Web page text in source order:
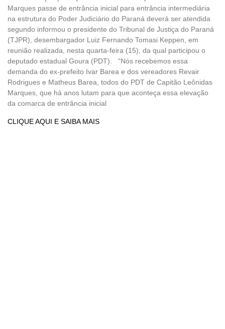
Marques passe de entrância inicial para entrância intermediária
na estrutura do Poder Judiciário do Paraná deverá ser atendida
segundo informou o presidente do Tribunal de Justiça do Paraná
(TJPR), desembargador Luiz Fernando Tomasi Keppen, em
reunião realizada, nesta quarta-feira (15), da qual participou o
deputado estadual Goura (PDT). “Nós recebemos essa
demanda do ex-prefeito Ivar Barea e dos vereadores Revair
Rodrigues e Matheus Barea, todos do PDT de Capitão Leônidas
Marques, que há anos lutam para que aconteça essa elevação
da comarca de entrância inicial
CLIQUE AQUI E SAIBA MAIS